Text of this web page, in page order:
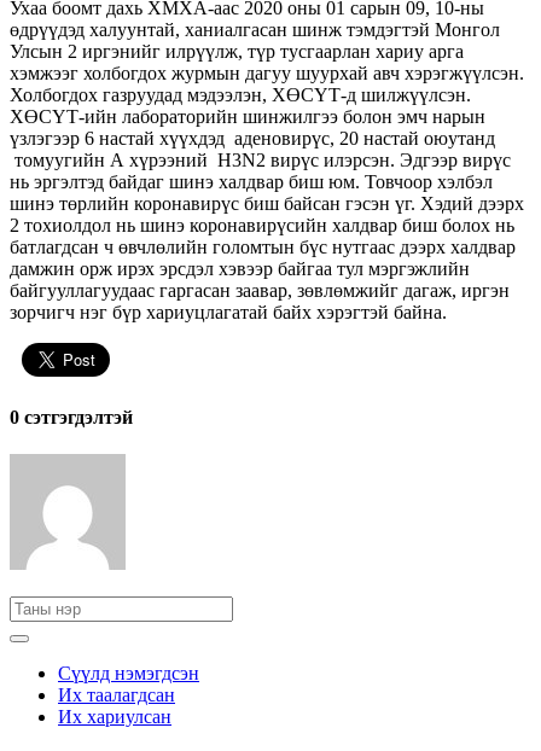
Ухаа боомт дахь ХМХА-аас 2020 оны 01 сарын 09, 10-ны
өдрүүдэд халуунтай, ханиалгасан шинж тэмдэгтэй Монгол
Улсын 2 иргэнийг илрүүлж, түр тусгаарлан хариу арга
хэмжээг холбогдох журмын дагуу шуурхай авч хэрэгжүүлсэн.
Холбогдох газруудад мэдээлэн, ХӨСҮТ-д шилжүүлсэн.
ХӨСҮТ-ийн лабораторийн шинжилгээ болон эмч нарын
үзлэгээр 6 настай хүүхдэд аденовирүс, 20 настай оюутанд
томуугийн А хүрээний Н3N2 вирүс илэрсэн. Эдгээр вирүс
нь эргэлтэд байдаг шинэ халдвар биш юм. Товчоор хэлбэл
шинэ төрлийн коронавирүс биш байсан гэсэн үг. Хэдий дээрх
2 тохиолдол нь шинэ коронавирүсийн халдвар биш болох нь
батлагдсан ч өвчлөлийн голомтын бүс нутгаас дээрх халдвар
дамжин орж ирэх эрсдэл хэвээр байгаа тул мэргэжлийн
байгууллагуудаас гаргасан заавар, зөвлөмжийг дагаж, иргэн
зорчигч нэг бүр хариуцлагатай байх хэрэгтэй байна.
0 cэтгэгдэлтэй
Сүүлд нэмэгдсэн
Их таалагдсан
Их хариулсан